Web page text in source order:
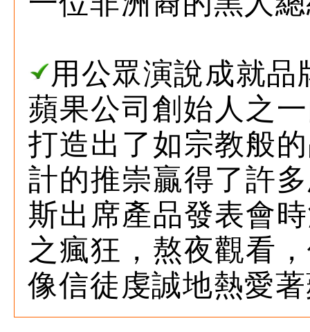
用公眾演說成就品
蘋果公司創始人之
打造出了如宗教般
計的推崇贏得了許
斯出席產品發表會
之瘋狂，熬夜觀看
像信徒虔誠地熱愛